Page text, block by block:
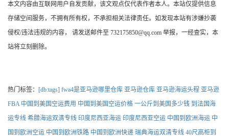
本文内容由互联网用户自发贡献，该文观点仅代表作者本人。本站仅提供信息
存储空间服务，不拥有所有权，不承担相关法律责任。如发现本站有涉嫌抄袭
侵权/违法违规的内容， 请发送邮件至 732175850@qq.com 举报，一经查实，本
站将立刻删除。
热门标签： [db:tags] fwa4是亚马逊哪里仓库 亚马逊仓库 亚马逊海运头程 亚马逊
FBA 中国到美国空运费用 中国到美国空运价格 一公斤到美国多少钱 到法国海
运专线 希腊海运双清专线 印度尼西亚海运 印度尼西亚空运 中国到欧洲海运 中
国到欧洲空运 中国到欧洲铁路 中国到欧洲快递 瑞典海运双清专线 40尺高柜到